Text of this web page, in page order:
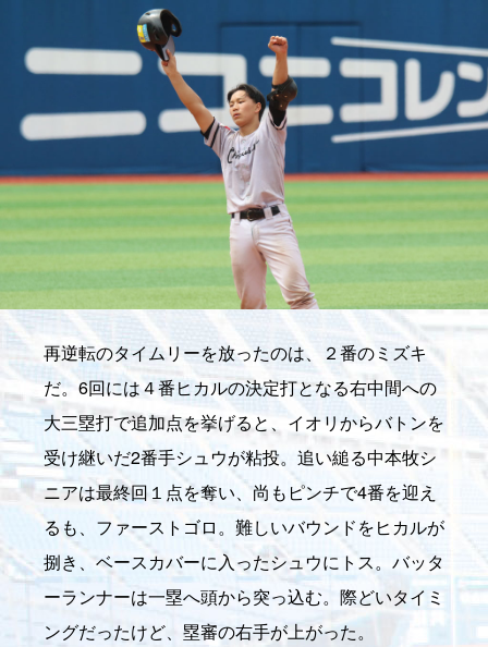
再逆転のタイムリーを放ったのは、２番のミズキ
だ。6回には４番ヒカルの決定打となる右中間への
大三塁打で追加点を挙げると、イオリからバトンを
受け継いだ2番手シュウが粘投。追い縋る中本牧シ
ニアは最終回１点を奪い、尚もピンチで4番を迎え
るも、ファーストゴロ。難しいバウンドをヒカルが
捌き、ベースカバーに入ったシュウにトス。バッタ
ーランナーは一塁へ頭から突っ込む。際どいタイミ
ングだったけど、塁審の右手が上がった。